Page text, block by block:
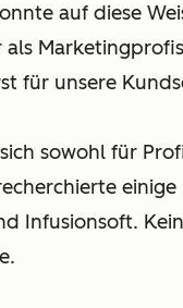
auf diese
für unsere
sowohl für
einige
Infusionsoft.